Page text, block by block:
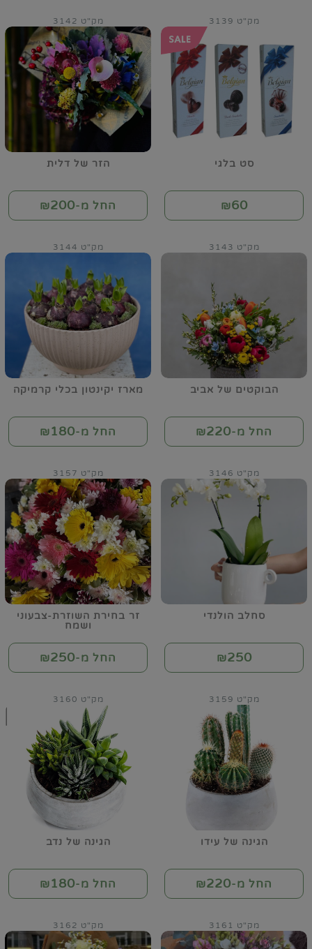
סט בלגי
מק"ט 3139
₪60
הזר של דלית
מק"ט 3142
החל מ-₪200
הבוקטים של אביב
מק"ט 3143
החל מ-₪220
מארז יקינטון בכלי קרמיקה
מק"ט 3144
החל מ-₪180
סחלב הולנדי
מק"ט 3146
₪250
זר בחירת השוזרת-צבעוני
ושמח
מק"ט 3157
החל מ-₪250
הגינה של עידו
מק"ט 3159
החל מ-₪220
הגינה של נדב
מק"ט 3160
החל מ-₪180
מק"ט 3161 מק"ט 3162